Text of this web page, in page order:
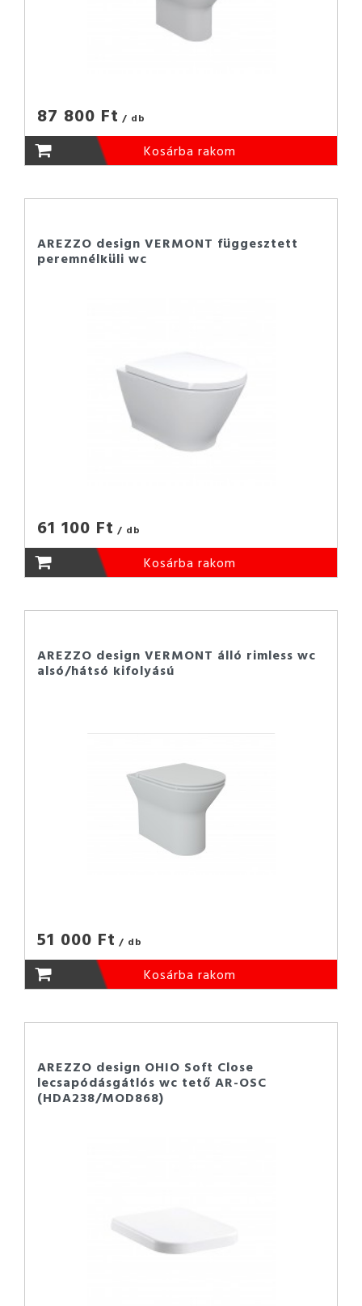
87 800 Ft / db
Kosárba rakom
AREZZO design VERMONT függesztett
peremnélküli wc
61 100 Ft / db
Kosárba rakom
AREZZO design VERMONT álló rimless wc
alsó/hátsó kifolyású
51 000 Ft / db
Kosárba rakom
AREZZO design OHIO Soft Close
lecsapódásgátlós wc tető AR-OSC
(HDA238/MOD868)